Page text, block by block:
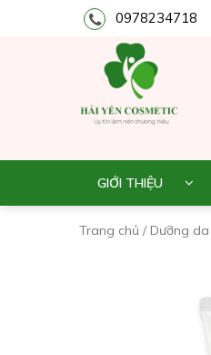
0978234718
GIỚI THIỆU
Trang chủ / Dưỡng da